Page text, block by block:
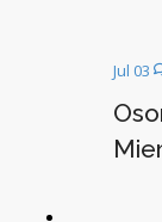
Jul 03